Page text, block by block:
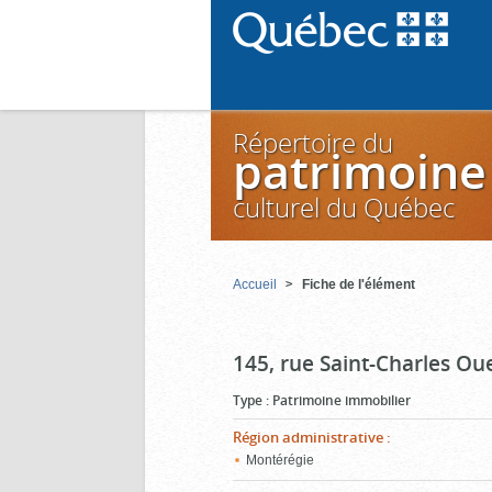
Répertoire du
patrimoine
culturel du Québec
Accueil Fiche de l'élément
145, rue Saint-Charles
Type : Patrimoine immobilier
Région administrative :
Montérégie